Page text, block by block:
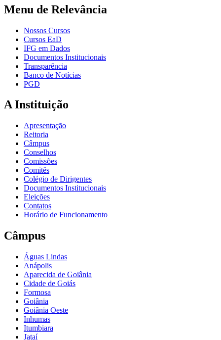
Menu de Relevância
Nossos Cursos
Cursos EaD
IFG em Dados
Documentos Institucionais
Transparência
Banco de Notícias
PGD
A Instituição
Apresentação
Reitoria
Câmpus
Conselhos
Comissões
Comitês
Colégio de Dirigentes
Documentos Institucionais
Eleições
Contatos
Horário de Funcionamento
Câmpus
Águas Lindas
Anápolis
Aparecida de Goiânia
Cidade de Goiás
Formosa
Goiânia
Goiânia Oeste
Inhumas
Itumbiara
Jataí